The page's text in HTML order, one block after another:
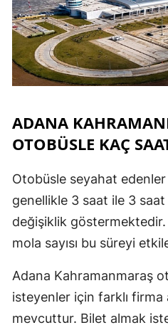
ADANA
OTOBÜSLE KAÇ
Otobüsle seyahat
genellikle 3 saat ile 3
değişiklik göstermektedir.
mola sayısı bu süreyi
Adana Kahramanmaraş
isteyenler için farklı
mevcuttur. Bilet almak